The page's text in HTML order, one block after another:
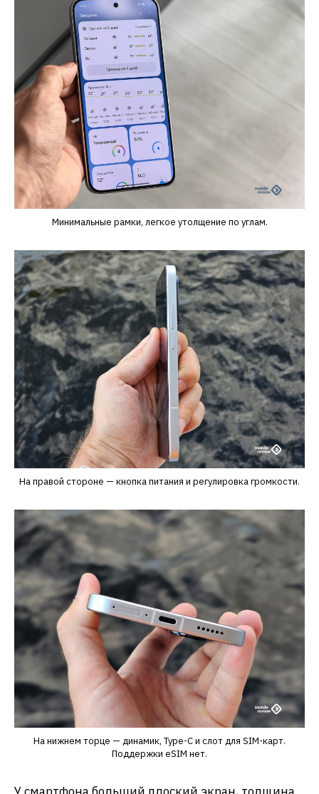
Минимальные рамки, легкое утолщение по углам.
На правой стороне — кнопка питания и регулировка громкости.
На нижнем торце — динамик, Type-C и слот для SIM-карт.
Поддержки eSIM нет.